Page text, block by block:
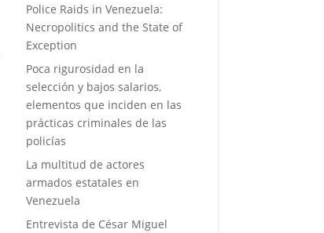
Police Raids in Venezuela:
Necropolitics and the State of
Exception
Poca rigurosidad en la
selección y bajos salarios,
elementos que inciden en las
prácticas criminales de las
policías
La multitud de actores
armados estatales en
Venezuela
Entrevista de César Miguel